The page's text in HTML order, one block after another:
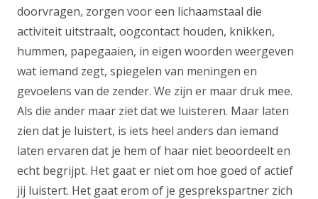
doorvragen, zorgen voor een lichaamstaal die
activiteit uitstraalt, oogcontact houden, knikken,
hummen, papegaaien, in eigen woorden weergeven
wat iemand zegt, spiegelen van meningen en
gevoelens van de zender. We zijn er maar druk mee.
Als die ander maar ziet dat we luisteren. Maar laten
zien dat je luistert, is iets heel anders dan iemand
laten ervaren dat je hem of haar niet beoordeelt en
echt begrijpt. Het gaat er niet om hoe goed of actief
jij luistert. Het gaat erom of je gesprekspartner zich